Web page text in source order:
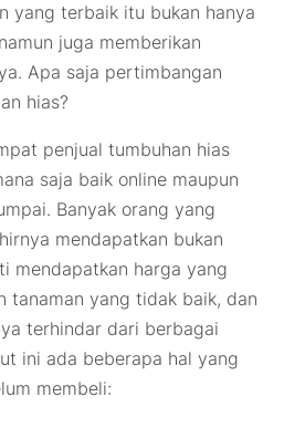
yang terbaik itu bukan hanya
juga memberikan
Apa saja pertimbangan
hias?
penjual tumbuhan hias
saja baik online maupun
Banyak orang yang
mendapatkan bukan
mendapatkan harga yang
tanaman yang tidak baik, dan
terhindar dari berbagai
ini ada beberapa hal yang
membeli: